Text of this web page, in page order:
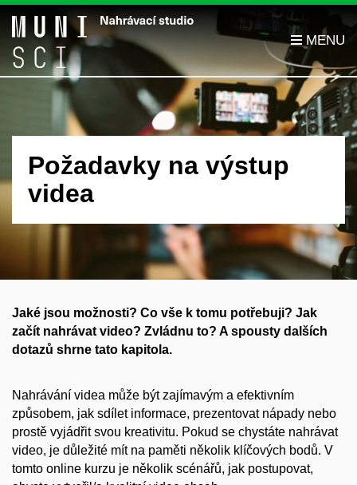
Požadavky na výstup
videa
Jaké jsou možnosti? Co vše k tomu potřebuji? Jak
začít nahrávat video? Zvládnu to? A spousty dalších
dotazů shrne tato kapitola.
Nahrávání videa může být zajímavým a efektivním
způsobem, jak sdílet informace, prezentovat nápady nebo
prostě vyjádřit svou kreativitu. Pokud se chystáte nahrávat
video, je důležité mít na paměti několik klíčových bodů. V
tomto online kurzu je několik scénářů, jak postupovat,